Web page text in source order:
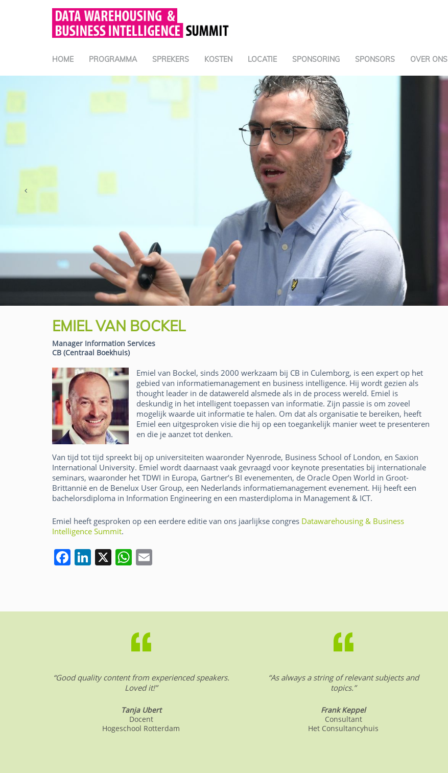
HOME PROGRAMMA SPREKERS KOSTEN LOCATIE SPONSORING SPONSORS OVER ONS
EMIEL VAN BOCKEL
Manager Information Services
CB (Centraal Boekhuis)
Emiel van Bockel, sinds 2000 werkzaam bij CB in Culemborg, is een expert op het
gebied van informatiemanagement en business intelligence. Hij wordt gezien als
thought leader in de datawereld alsmede als in de process wereld. Emiel is
deskundig in het intelligent toepassen van informatie. Zijn passie is om zoveel
mogelijk waarde uit informatie te halen. Om dat als organisatie te bereiken, heeft
Emiel een uitgesproken visie die hij op een toegankelijk manier weet te presenteren
en die je aanzet tot denken.
Van tijd tot tijd spreekt bij op universiteiten waaronder Nyenrode, Business School of London, en Saxion
International University. Emiel wordt daarnaast vaak gevraagd voor keynote presentaties bij internationale
seminars, waaronder het TDWI in Europa, Gartner’s BI evenementen, de Oracle Open World in Groot-
Brittannië en de Benelux User Group, een Nederlands informatiemanagement evenement. Hij heeft een
bachelorsdiploma in Information Engineering en een masterdiploma in Management & ICT.
Emiel heeft gesproken op een eerdere editie van ons jaarlijkse congres Datawarehousing & Business
Intelligence Summit.
F
e
k
Li
e
X W
s
p
p
l
“Good quality content from experienced speakers.
Loved it!”
Tanja Ubert
Docent
Hogeschool Rotterdam
“As always a string of relevant subjects and
topics.”
Frank Keppel
Consultant
Het Consultancyhuis